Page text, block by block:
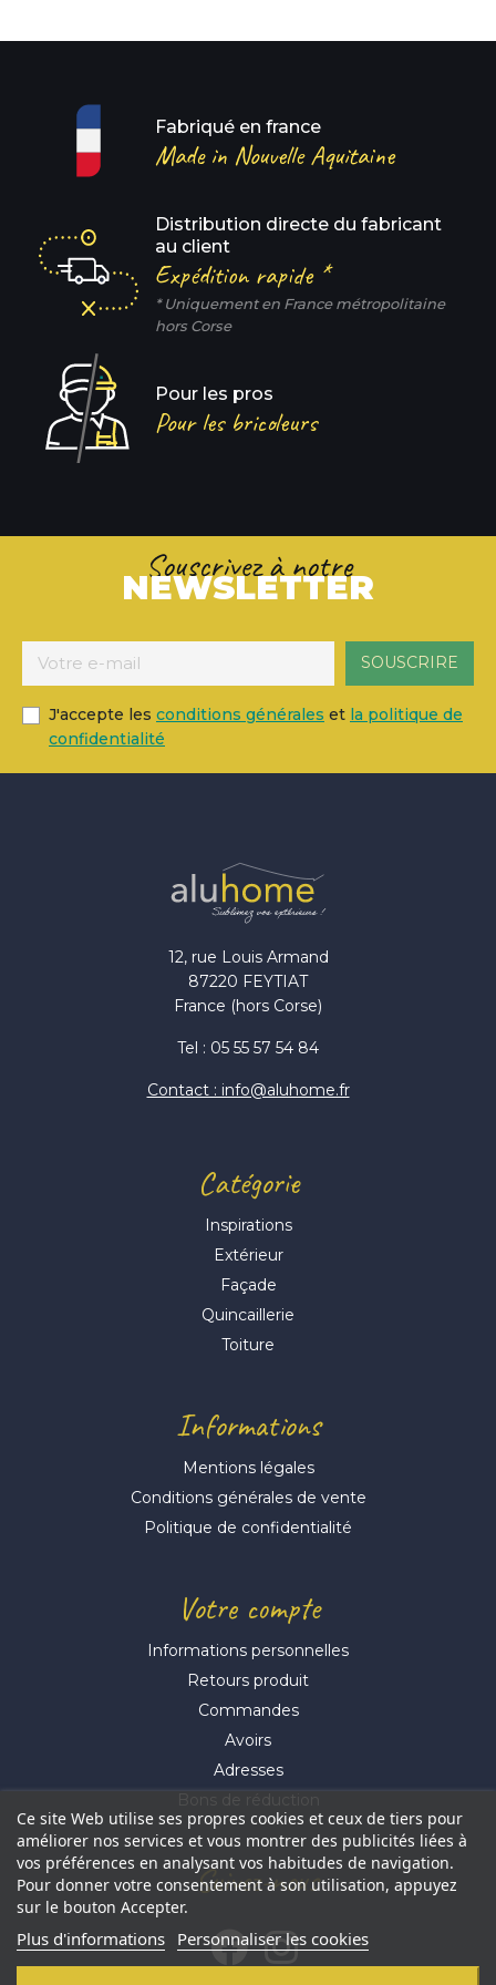
Fabriqué en france
Made in Nouvelle Aquitaine
Distribution directe du fabricant
au client
Expédition rapide *
* Uniquement en France métropolitaine
hors Corse
Pour les pros
Pour les bricoleurs
Souscrivez à notre
NEWSLETTER
J'accepte les conditions générales et la politique de
confidentialité
12, rue Louis Armand
87220 FEYTIAT
France (hors Corse)
Tel : 05 55 57 54 84
Contact : info@aluhome.fr
Votre compte
Informations personnelles
Retours produit
Commandes
Avoirs
Adresses
Catégorie
Inspirations
Extérieur
Façade
Quincaillerie
Toiture
Informations
Mentions légales
Conditions générales de vente
Politique de confidentialité
Suivez-nous
Ce site Web utilise ses propres cookies et ceux de tiers pour
améliorer nos services et vous montrer des publicités liées à
vos préférences en analysant vos habitudes de navigation.
Pour donner votre consentement à son utilisation, appuyez
sur le bouton Accepter.
Plus d'informations Personnaliser les cookies